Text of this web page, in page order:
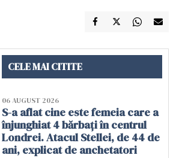
CELE MAI CITITE
06 AUGUST 2026
S-a aflat cine este femeia care a
înjunghiat 4 bărbați în centrul
Londrei. Atacul Stellei, de 44 de
ani, explicat de anchetatori